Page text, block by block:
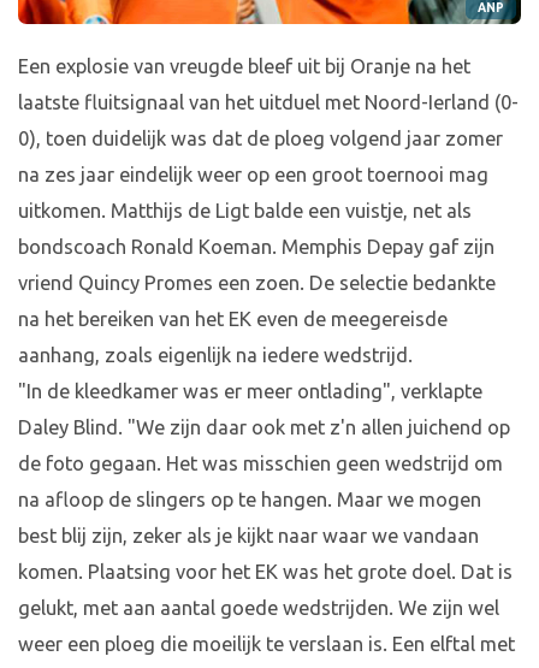
ANP
Een explosie van vreugde bleef uit bij Oranje na het
laatste fluitsignaal van het uitduel met Noord-Ierland (0-
0), toen duidelijk was dat de ploeg volgend jaar zomer
na zes jaar eindelijk weer op een groot toernooi mag
uitkomen. Matthijs de Ligt balde een vuistje, net als
bondscoach Ronald Koeman. Memphis Depay gaf zijn
vriend Quincy Promes een zoen. De selectie bedankte
na het bereiken van het EK even de meegereisde
aanhang, zoals eigenlijk na iedere wedstrijd.
"In de kleedkamer was er meer ontlading", verklapte
Daley Blind. "We zijn daar ook met z'n allen juichend op
de foto gegaan. Het was misschien geen wedstrijd om
na afloop de slingers op te hangen. Maar we mogen
best blij zijn, zeker als je kijkt naar waar we vandaan
komen. Plaatsing voor het EK was het grote doel. Dat is
gelukt, met aan aantal goede wedstrijden. We zijn wel
weer een ploeg die moeilijk te verslaan is. Een elftal met